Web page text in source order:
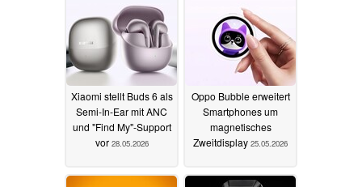
Xiaomi stellt Buds 6 als
Semi-In-Ear mit ANC
und "Find My"-Support
vor 28.05.2026
Oppo Bubble erweitert
Smartphones um
magnetisches
Zweitdisplay 25.05.2026